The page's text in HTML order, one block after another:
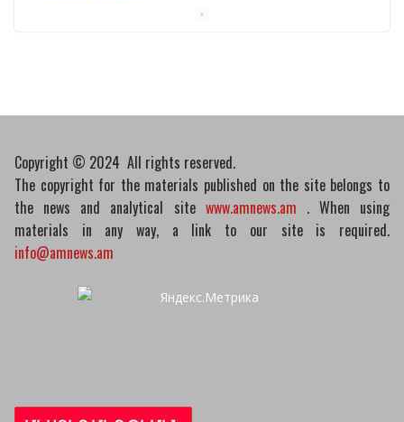
Դատախազությունը
Copyright © 2024 All rights reserved.
The copyright for the materials published on the site belongs to
the news and analytical site www.amnews.am . When using
materials in any way, a link to our site is required.
info@amnews.am